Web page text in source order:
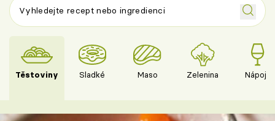
Těstoviny Sladké Maso Zelenina Nápoje